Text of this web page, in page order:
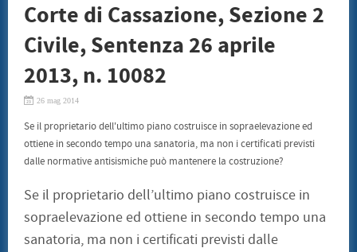
Corte di Cassazione, Sezione 2
Civile, Sentenza 26 aprile
2013, n. 10082
26 mag 2014
Se il proprietario dell'ultimo piano costruisce in sopraelevazione ed
ottiene in secondo tempo una sanatoria, ma non i certificati previsti
dalle normative antisismiche può mantenere la costruzione?
Se il proprietario dell’ultimo piano costruisce in
sopraelevazione ed ottiene in secondo tempo una
sanatoria, ma non i certificati previsti dalle